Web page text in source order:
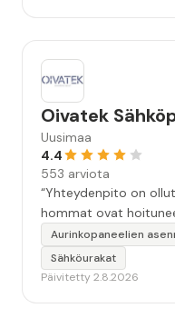
Oivatek
Uusimaa
4.4
553 arviota
“Yhteydenpito on
hommat ovat
Aurinkopaneelien
Sähköurakat
Päivitetty 2.8.2026